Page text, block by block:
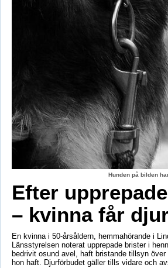
Hunden på bilden
Efter
– kvinna får
En kvinna i 50-årsåldern, hemmahörande i
Länsstyrelsen noterat upprepade brister i
bedrivit osund avel, haft bristande tillsyn
hon haft. Djurförbudet gäller tills vidare och